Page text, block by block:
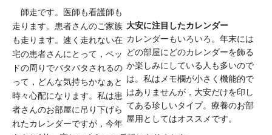
大安に注目したカレンダー
カレンダーもいろいろ。年末には
どの部屋にどのカレンダーを飾る
か楽しみにしている人も多いので
は。私はメモ欄が小さく機能的で
はありませんが，大安だけを印し
てある珍しいタイプ。療養のお部
屋用としてはオススメです。
師走です。医師も看護師も
走ります。患者さんのご家族
も走ります。速く走れない在
宅の患者さんにとって，ベッ
ドの周りでバタバタされるの
って，どんな気持ちかなぁと
時々心配になります。私は患
者さんのお部屋に吊り下げら
れたカレンダーですが，今年